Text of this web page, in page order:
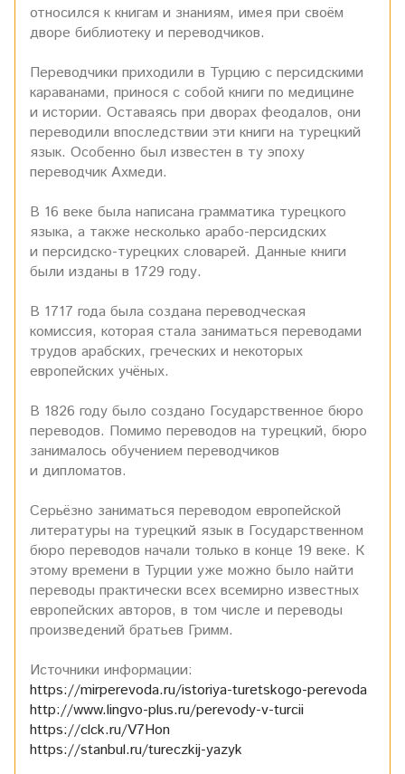
относился к книгам и знаниям, имея при своём
дворе библиотеку и переводчиков.
Переводчики приходили в Турцию с персидскими
караванами, принося с собой книги по медицине
и истории. Оставаясь при дворах феодалов, они
переводили впоследствии эти книги на турецкий
язык. Особенно был известен в ту эпоху
переводчик Ахмеди.
В 16 веке была написана грамматика турецкого
языка, а также несколько арабо-персидских
и персидско-турецких словарей. Данные книги
были изданы в 1729 году.
В 1717 года была создана переводческая
комиссия, которая стала заниматься переводами
трудов арабских, греческих и некоторых
европейских учёных.
В 1826 году было создано Государственное бюро
переводов. Помимо переводов на турецкий, бюро
занималось обучением переводчиков
и дипломатов.
Серьёзно заниматься переводом европейской
литературы на турецкий язык в Государственном
бюро переводов начали только в конце 19 веке. К
этому времени в Турции уже можно было найти
переводы практически всех всемирно известных
европейских авторов, в том числе и переводы
произведений братьев Гримм.
Источники информации:
https://mirperevoda.ru/istoriya-turetskogo-perevoda
http://www.lingvo-plus.ru/perevody-v-turcii
https://clck.ru/V7Hon
https://stanbul.ru/tureczkij-yazyk